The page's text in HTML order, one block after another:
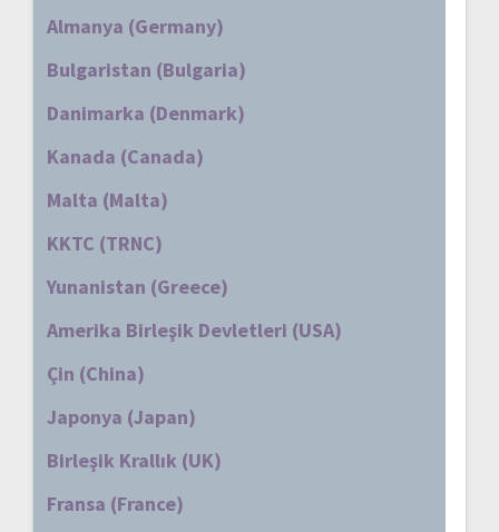
Almanya (Germany)
Bulgaristan (Bulgaria)
Danimarka (Denmark)
Kanada (Canada)
Malta (Malta)
KKTC (TRNC)
Yunanistan (Greece)
Amerika Birleşik Devletleri (USA)
Çin (China)
Japonya (Japan)
Birleşik Krallık (UK)
Fransa (France)